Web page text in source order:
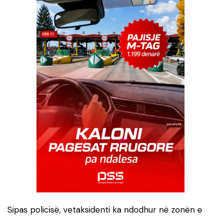
Sipas policisë, vetaksidenti ka ndodhur në zonën e